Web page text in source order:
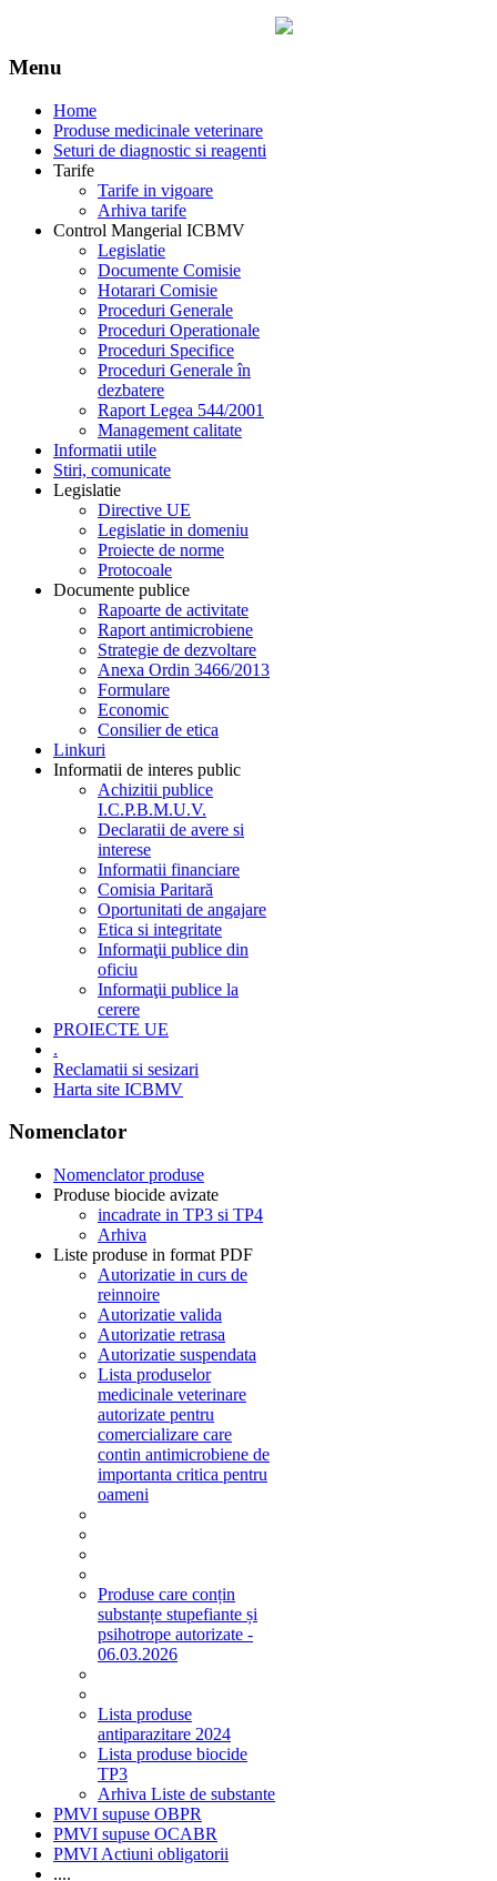
Menu
Home
Produse medicinale veterinare
Seturi de diagnostic si reagenti
Tarife
Tarife in vigoare
Arhiva tarife
Control Mangerial ICBMV
Legislatie
Documente Comisie
Hotarari Comisie
Proceduri Generale
Proceduri Operationale
Proceduri Specifice
Proceduri Generale în
dezbatere
Raport Legea 544/2001
Management calitate
Informatii utile
Stiri, comunicate
Legislatie
Directive UE
Legislatie in domeniu
Proiecte de norme
Protocoale
Documente publice
Rapoarte de activitate
Raport antimicrobiene
Strategie de dezvoltare
Anexa Ordin 3466/2013
Formulare
Economic
Consilier de etica
Linkuri
Informatii de interes public
Achizitii publice
I.C.P.B.M.U.V.
Declaratii de avere si
interese
Informatii financiare
Comisia Paritară
Oportunitati de angajare
Etica si integritate
Informaţii publice din
oficiu
Informaţii publice la
cerere
PROIECTE UE
.
Reclamatii si sesizari
Harta site ICBMV
Nomenclator
Nomenclator produse
Produse biocide avizate
incadrate in TP3 si TP4
Arhiva
Liste produse in format PDF
Autorizatie in curs de
reinnoire
Autorizatie valida
Autorizatie retrasa
Autorizatie suspendata
Lista produselor
medicinale veterinare
autorizate pentru
comercializare care
contin antimicrobiene de
importanta critica pentru
oameni
Produse care conțin
substanțe stupefiante și
psihotrope autorizate -
06.03.2026
Lista produse
antiparazitare 2024
Lista produse biocide
TP3
Arhiva Liste de substante
PMVI supuse OBPR
PMVI supuse OCABR
PMVI Actiuni obligatorii
....